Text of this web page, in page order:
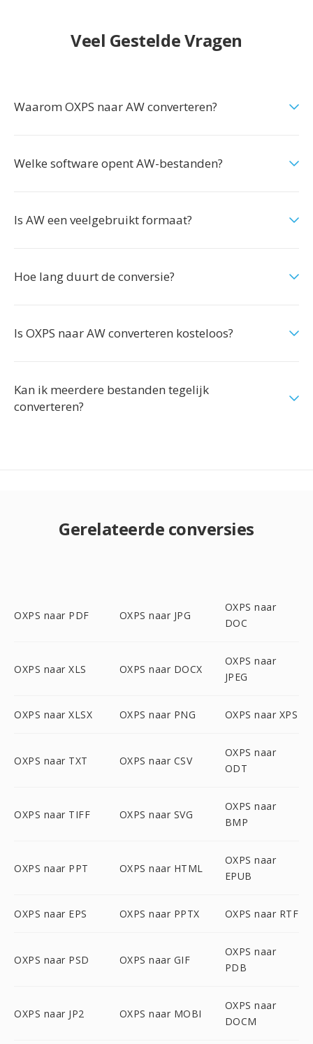
Veel Gestelde Vragen
Waarom OXPS naar AW converteren?
Welke software opent AW-bestanden?
Is AW een veelgebruikt formaat?
Hoe lang duurt de conversie?
Is OXPS naar AW converteren kosteloos?
Kan ik meerdere bestanden tegelijk
converteren?
Gerelateerde conversies
OXPS naar PDF OXPS naar JPG
OXPS naar
DOC
OXPS naar XLS OXPS naar DOCX
OXPS naar
JPEG
OXPS naar XLSX OXPS naar PNG OXPS naar XPS
OXPS naar TXT OXPS naar CSV
OXPS naar
ODT
OXPS naar TIFF OXPS naar SVG
OXPS naar
BMP
OXPS naar PPT OXPS naar HTML
OXPS naar
EPUB
OXPS naar EPS OXPS naar PPTX OXPS naar RTF
OXPS naar PSD OXPS naar GIF
OXPS naar
PDB
OXPS naar JP2 OXPS naar MOBI
OXPS naar
DOCM